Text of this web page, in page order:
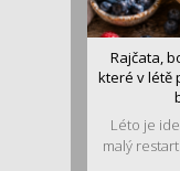
Rajčata,
které v létě
Léto je
malý